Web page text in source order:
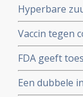
Hyperbare
veroorzaakt
Vaccin tegen
stoffen geeft
ziekte (78
FDA geeft
(tixagevimab
Een dubbele